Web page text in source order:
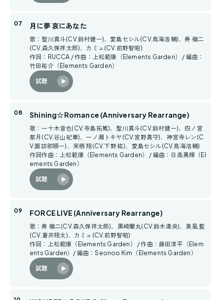
月に夢 哀にあなた
歌：聖川真斗(CV.鈴村健一)、愛島セシル(CV.鳥海浩輔)、寿 嶺二
(CV.森久保祥太郎)、カミュ(CV.前野智昭)
作詞：RUCCA / 作曲：上松範康（Elements Garden） / 編曲：
竹田祐介（Elements Garden）
試聴
Shining☆Romance (Anniversary Rearrange)
歌：一十木音也(CV.寺島拓篤)、聖川真斗(CV.鈴村健一)、四ノ宮
那月(CV.谷山紀章)、一ノ瀬トキヤ(CV.宮野真守)、神宮寺レン(C
V.諏訪部順一)、来栖 翔(CV.下野 紘)、愛島セシル(CV.鳥海浩輔)
作詞作曲：上松範康（Elements Garden） / 編曲：日高勇輝（El
ements Garden）
試聴
FORCE LIVE (Anniversary Rearrange)
歌：寿 嶺二(CV.森久保祥太郎)、黒崎蘭丸(CV.鈴木達央)、美風 藍
(CV.蒼井翔太)、カミュ(CV.前野智昭)
作詞：上松範康（Elements Garden） / 作曲：藤田淳平（Elem
ents Garden）/ 編曲：Seonoo Kim（Elements Garden）
試聴